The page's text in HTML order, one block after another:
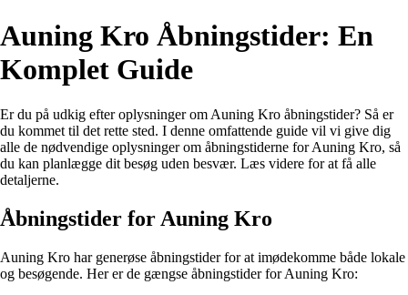
Auning Kro Åbningstider: En
Komplet Guide
Er du på udkig efter oplysninger om Auning Kro åbningstider? Så er
du kommet til det rette sted. I denne omfattende guide vil vi give dig
alle de nødvendige oplysninger om åbningstiderne for Auning Kro, så
du kan planlægge dit besøg uden besvær. Læs videre for at få alle
detaljerne.
Åbningstider for Auning Kro
Auning Kro har generøse åbningstider for at imødekomme både lokale
og besøgende. Her er de gængse åbningstider for Auning Kro: